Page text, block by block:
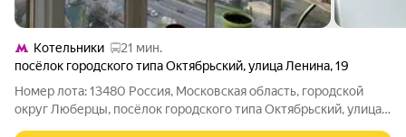
Котельники
21 мин.
посёлок городского типа Октябрьский,улица Ленина,19
Номер лота: 13480 Россия, Московская область, городской
округ Люберцы, посёлок городского типа Октябрьский, улица